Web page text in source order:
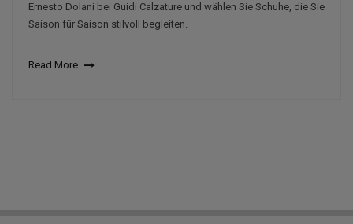
Ernesto Dolani bei Guidi Calzature und wählen Sie Schuhe, die Sie
Saison für Saison stilvoll begleiten.
Read More